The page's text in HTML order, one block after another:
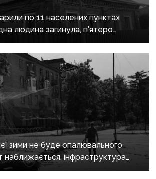
по 11 населених пунктах
людина загинула, п’ятеро
зими не буде опалювального
наближається, інфраструктура